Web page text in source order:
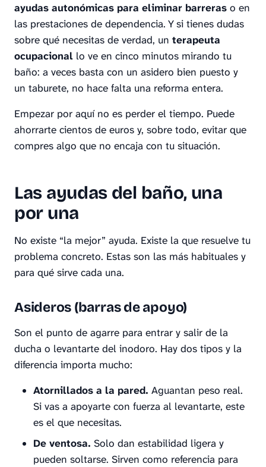
ayudas autonómicas para eliminar barreras o en
las prestaciones de dependencia. Y si tienes dudas
sobre qué necesitas de verdad, un terapeuta
ocupacional lo ve en cinco minutos mirando tu
baño: a veces basta con un asidero bien puesto y
un taburete, no hace falta una reforma entera.
Empezar por aquí no es perder el tiempo. Puede
ahorrarte cientos de euros y, sobre todo, evitar que
compres algo que no encaja con tu situación.
Las ayudas del baño, una
por una
No existe “la mejor” ayuda. Existe la que resuelve tu
problema concreto. Estas son las más habituales y
para qué sirve cada una.
Asideros (barras de apoyo)
Son el punto de agarre para entrar y salir de la
ducha o levantarte del inodoro. Hay dos tipos y la
diferencia importa mucho:
Atornillados a la pared. Aguantan peso real.
Si vas a apoyarte con fuerza al levantarte, este
es el que necesitas.
De ventosa. Solo dan estabilidad ligera y
pueden soltarse. Sirven como referencia para